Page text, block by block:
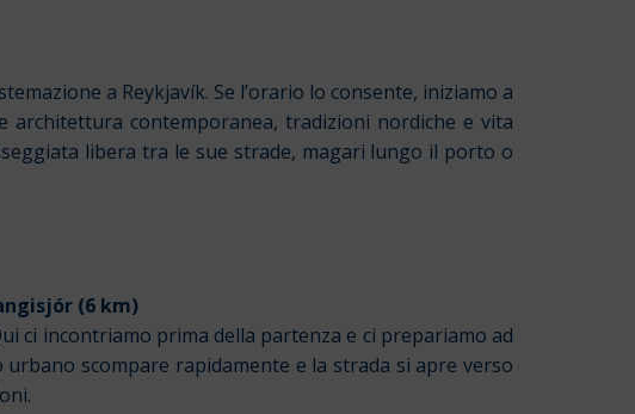
a Reykjavík. Se l’orario lo consente, iniziamo a
architettura contemporanea, tradizioni nordiche e vita
libera tra le sue strade, magari lungo il porto o
(6 km)
ci incontriamo prima della partenza e ci prepariamo ad
scompare rapidamente e la strada si apre verso